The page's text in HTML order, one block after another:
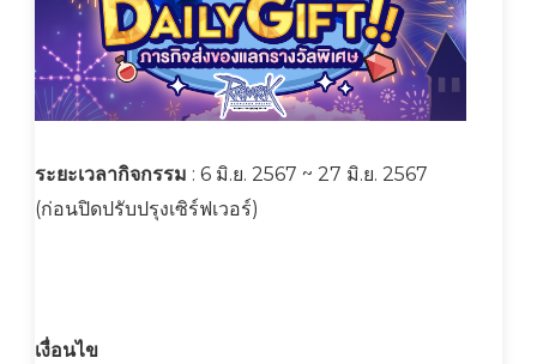
ระยะเวลากิจกรรม : 6 มิ.ย. 2567 ~ 27 มิ.ย. 2567
(ก่อนปิดปรับปรุงเซิร์ฟเวอร์)
เงื่อนไข